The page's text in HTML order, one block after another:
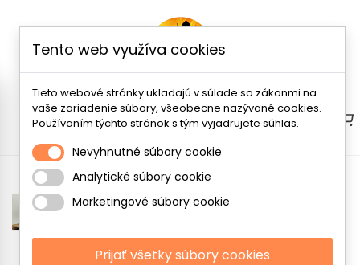
Menu
Tento web využíva cookies
Tieto webové stránky ukladajú v súlade so zákonmi na
vaše zariadenie súbory, všeobecne nazývané cookies.
Používaním týchto stránok s tým vyjadrujete súhlas.
Nevyhnutné súbory cookie
Analytické súbory cookie
Marketingové súbory cookie
Prijať všetky súbory cookies